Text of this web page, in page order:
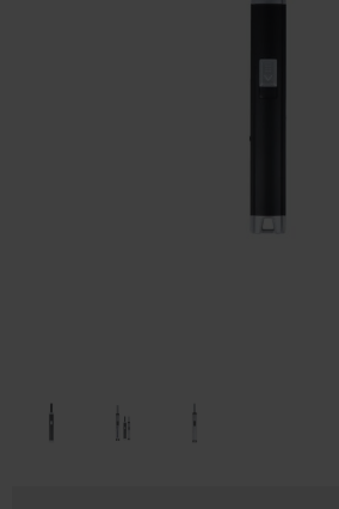
Gezondheid & Verzorging